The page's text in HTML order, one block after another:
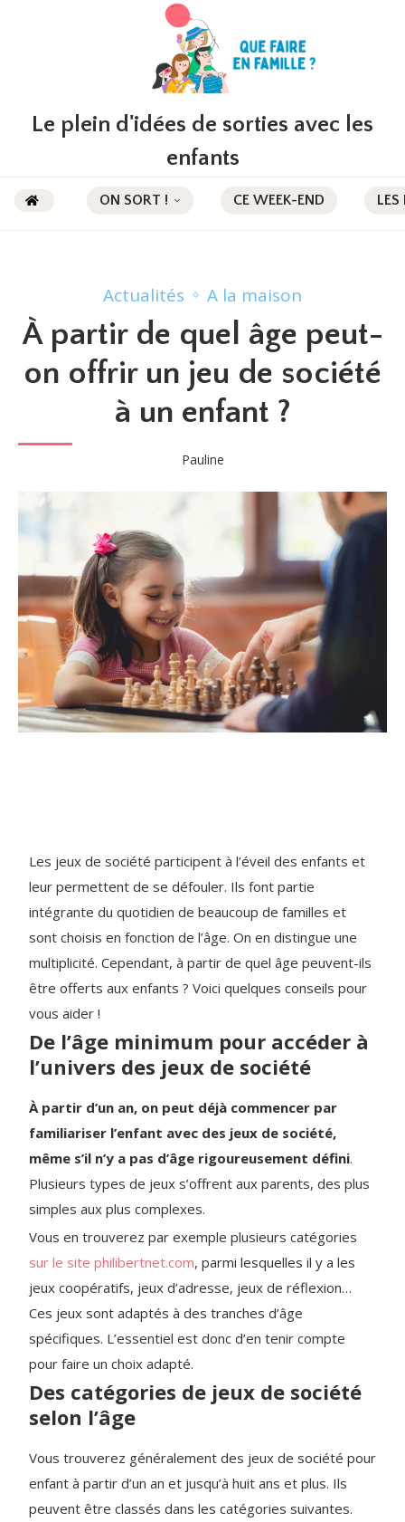
Le plein d'idées de sorties avec les
enfants
ON SORT ! CE WEEK-END LES
Actualités A la maison
À partir de quel âge peut-
on offrir un jeu de société
à un enfant ?
Pauline
Les jeux de société participent à l’éveil des enfants et
leur permettent de se défouler. Ils font partie
intégrante du quotidien de beaucoup de familles et
sont choisis en fonction de l’âge. On en distingue une
multiplicité. Cependant, à partir de quel âge peuvent-ils
être offerts aux enfants ? Voici quelques conseils pour
vous aider !
De l’âge minimum pour accéder à
l’univers des jeux de société
À partir d’un an, on peut déjà commencer par
familiariser l’enfant avec des jeux de société,
même s’il n’y a pas d’âge rigoureusement défini.
Plusieurs types de jeux s’offrent aux parents, des plus
simples aux plus complexes.
Vous en trouverez par exemple plusieurs catégories
sur le site philibertnet.com, parmi lesquelles il y a les
jeux coopératifs, jeux d’adresse, jeux de réflexion…
Ces jeux sont adaptés à des tranches d’âge
spécifiques. L’essentiel est donc d’en tenir compte
pour faire un choix adapté.
Des catégories de jeux de société
selon l’âge
Vous trouverez généralement des jeux de société pour
enfant à partir d’un an et jusqu’à huit ans et plus. Ils
peuvent être classés dans les catégories suivantes.